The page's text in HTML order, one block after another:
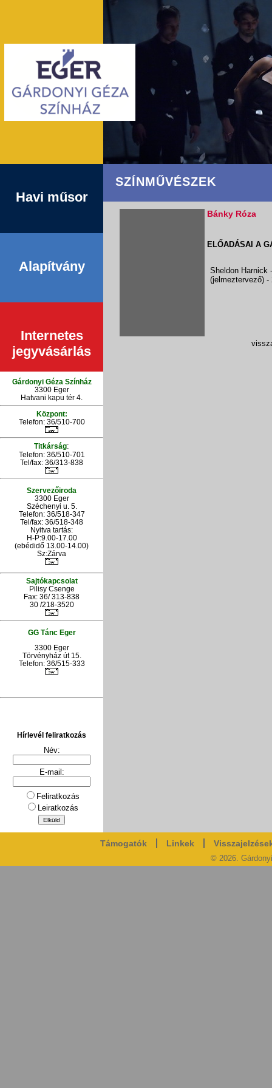
Havi műsor
Alapítvány
Internetes
jegyvásárlás
Gárdonyi Géza Színház
3300 Eger
Hatvani kapu tér 4.
Központ:
Telefon: 36/510-700
Titkárság:
Telefon: 36/510-701
Tel/fax: 36/313-838
Szervezőiroda
3300 Eger
Széchenyi u. 5.
Telefon: 36/518-347
Tel/fax: 36/518-348
Nyitva tartás:
H-P:9.00-17.00
(ebédidő 13.00-14.00)
Sz:Zárva
Sajtókapcsolat
Pilisy Csenge
Fax: 36/ 313-838
30 /218-3520
GG Tánc Eger
3300 Eger
Törvényház út 15.
Telefon: 36/515-333
Hírlevél feliratkozás
Név:
E-mail:
Feliratkozás
Leiratkozás
SZÍNMŰVÉSZEK
Bánky Róza
ELŐADÁSAI A
Sheldon
(jelmeztervező) -
Támogatók Linkek
© 2026.